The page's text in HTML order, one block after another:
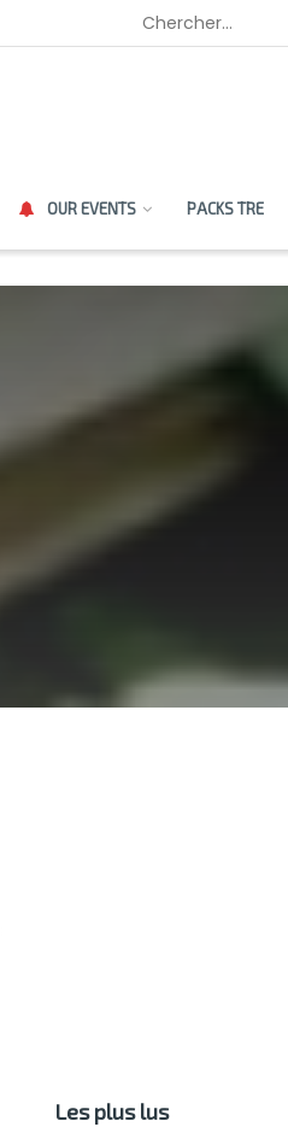
OUR EVENTS PACKS TRE
Les plus lus